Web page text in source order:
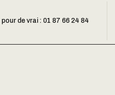
de vrai : 01 87 66 24 84